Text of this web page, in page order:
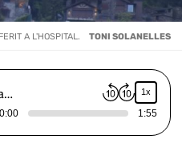
A L'HOSPITAL. TONI SOLANELLES
1x
0:00 1:55